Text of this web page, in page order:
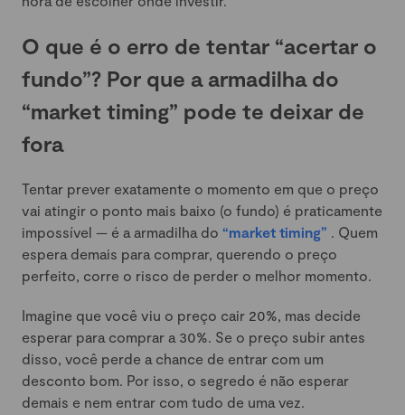
O que é o erro de tentar “acertar o
fundo”? Por que a armadilha do
“market timing” pode te deixar de
fora
Tentar prever exatamente o momento em que o preço
vai atingir o ponto mais baixo (o fundo) é praticamente
impossível — é a armadilha do “market timing” . Quem
espera demais para comprar, querendo o preço
perfeito, corre o risco de perder o melhor momento.
Imagine que você viu o preço cair 20%, mas decide
esperar para comprar a 30%. Se o preço subir antes
disso, você perde a chance de entrar com um
desconto bom. Por isso, o segredo é não esperar
demais e nem entrar com tudo de uma vez.